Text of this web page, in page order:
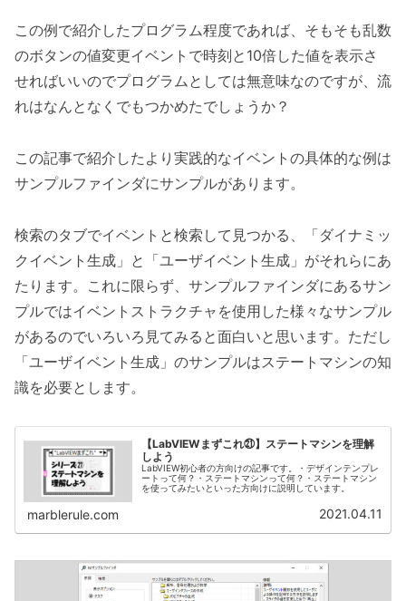
この例で紹介したプログラム程度であれば、そもそも乱数
のボタンの値変更イベントで時刻と10倍した値を表示さ
せればいいのでプログラムとしては無意味なのですが、流
れはなんとなくでもつかめたでしょうか？
この記事で紹介したより実践的なイベントの具体的な例は
サンプルファインダにサンプルがあります。
検索のタブでイベントと検索して見つかる、「ダイナミッ
クイベント生成」と「ユーザイベント生成」がそれらにあ
たります。これに限らず、サンプルファインダにあるサン
プルではイベントストラクチャを使用した様々なサンプル
があるのでいろいろ見てみると面白いと思います。ただし
「ユーザイベント生成」のサンプルはステートマシンの知
識を必要とします。
【LabVIEWまずこれ㉑】ステートマシンを理解
しよう
LabVIEW初心者の方向けの記事です。・デザインテンプレ
ートって何？・ステートマシンって何？・ステートマシン
を使ってみたいといった方向けに説明しています。
marblerule.com 2021.04.11